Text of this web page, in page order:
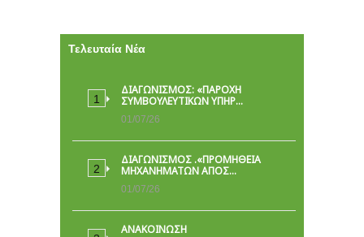
Τελευταία Νέα
ΔΙΑΓΩΝΙΣΜΟΣ: «ΠΑΡΟΧΉ
ΣΥΜΒΟΥΛΕΥΤΙΚΏΝ ΥΠΗΡ…
01/07/26
ΔΙΑΓΩΝΙΣΜΟΣ .«ΠΡΟΜΗΘΕΙΑ
ΜΗΧΑΝΗΜΑΤΩΝ ΑΠΟΣ…
01/07/26
ΑΝΑΚΟΙΝΩΣΗ